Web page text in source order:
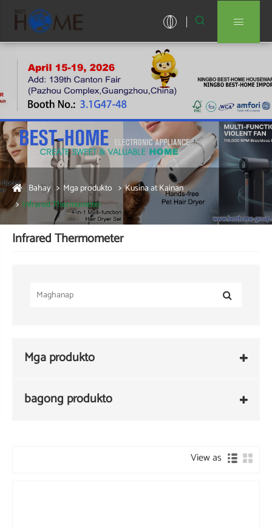
 
Bahay Mga produkto
Kusina at Kainan
Infrared Thermometer
Infrared Thermometer
Mga produkto
bagong produkto
View as